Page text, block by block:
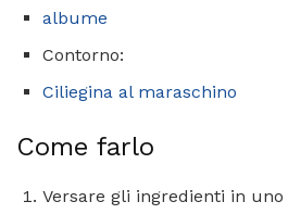
albume
Contorno:
Ciliegina al maraschino
Come farlo
Versare gli ingredienti in uno